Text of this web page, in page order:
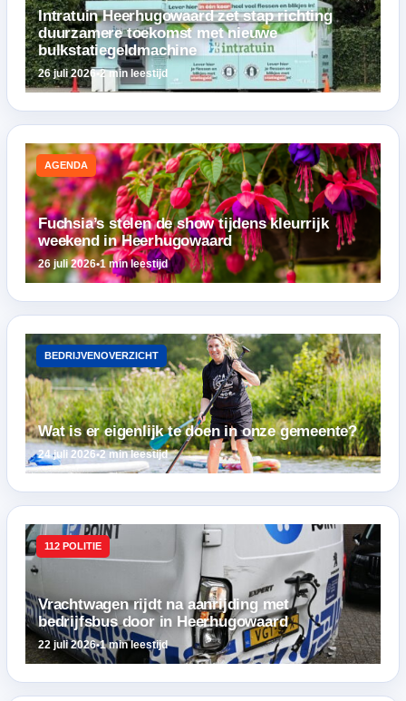
Intratuin Heerhugowaard zet stap richting
duurzamere toekomst met nieuwe
bulkstatiegeldmachine
26 juli 2026•2 min leestijd
AGENDA
Fuchsia’s stelen de show tijdens kleurrijk
weekend in Heerhugowaard
26 juli 2026•1 min leestijd
BEDRIJVENOVERZICHT
Wat is er eigenlijk te doen in onze gemeente?
24 juli 2026•2 min leestijd
112 POLITIE
Vrachtwagen rijdt na aanrijding met
bedrijfsbus door in Heerhugowaard
22 juli 2026•1 min leestijd